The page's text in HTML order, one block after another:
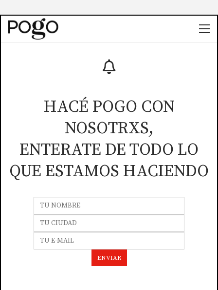
HACÉ POGO CON
NOSOTRXS,
ENTERATE DE TODO LO
QUE ESTAMOS HACIENDO